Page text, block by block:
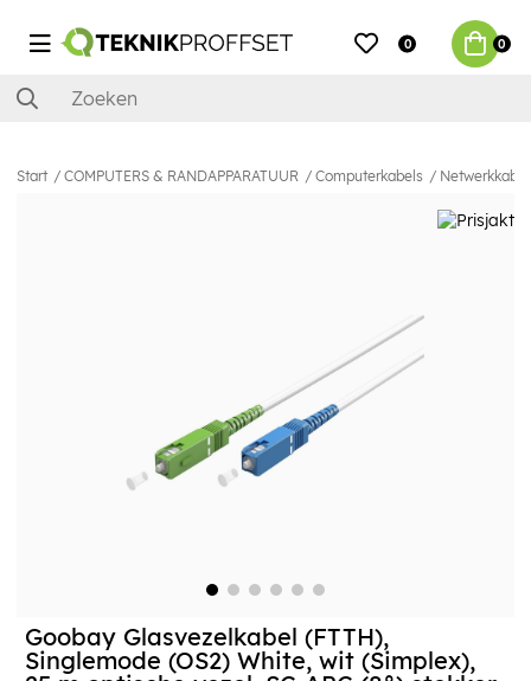
0 0
Start COMPUTERS & RANDAPPARATUUR Computerkabels
Goobay Glasvezelkabel (FTTH),
Singlemode (OS2) White, wit (Simplex),